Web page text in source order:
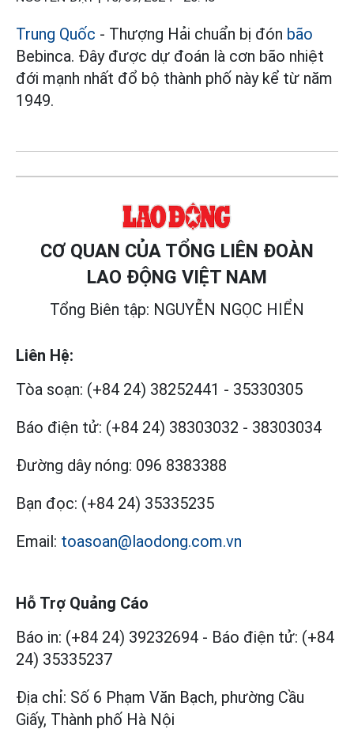
Trung Quốc - Thượng Hải chuẩn bị đón bão
Bebinca. Đây được dự đoán là cơn bão nhiệt
đới mạnh nhất đổ bộ thành phố này kể từ năm
1949.
CƠ QUAN CỦA TỔNG LIÊN ĐOÀN
LAO ĐỘNG VIỆT NAM
Tổng Biên tập: NGUYỄN NGỌC HIỂN
Liên Hệ:
Tòa soạn: (+84 24) 38252441 - 35330305
Báo điện tử: (+84 24) 38303032 - 38303034
Đường dây nóng: 096 8383388
Bạn đọc: (+84 24) 35335235
Email: toasoan@laodong.com.vn
Hỗ Trợ Quảng Cáo
Báo in: (+84 24) 39232694 - Báo điện tử: (+84
24) 35335237
Địa chỉ: Số 6 Phạm Văn Bạch, phường Cầu
Giấy, Thành phố Hà Nội